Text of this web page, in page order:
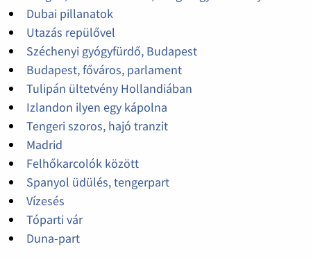
Dubai pillanatok
Utazás repülővel
Széchenyi gyógyfürdő, Budapest
Budapest, főváros, parlament
Tulipán ültetvény Hollandiában
Izlandon ilyen egy kápolna
Tengeri szoros, hajó tranzit
Madrid
Felhőkarcolók között
Spanyol üdülés, tengerpart
Vízesés
Tóparti vár
Duna-part